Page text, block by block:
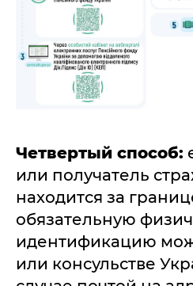
Четвертый способ:
или получатель
находится за
обязательную
идентификацию
или консульстве